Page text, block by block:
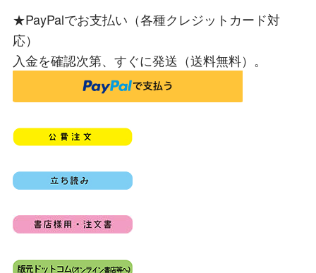
★PayPalでお支払い（各種クレジットカード対
応）
入金を確認次第、すぐに発送（送料無料）。